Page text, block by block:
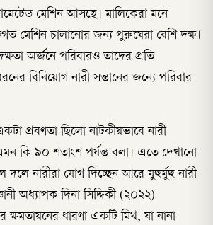
মেশিন আসছে। মালিকেরা মনে
মেশিন চালানোর জন্য পুরুষেরা বেশি দক্ষ।
অর্জনে পরিবারও তাদের প্রতি
বিনিয়োগ নারী সন্তানের জন্যে পরিবার
প্রবণতা ছিলো নাটকীয়ভাবে নারী
কি ৯০ শতাংশ পর্যন্ত বলা। এতে দেখানো
দলে নারীরা যোগ দিচ্ছেন আরে মুহুর্মুহু নারী
অধ্যাপক দিনা সিদ্দিকী (২০২২)
ক্ষমতায়নের ধারণা একটি মিথ, যা নানা